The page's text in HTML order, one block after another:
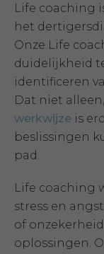
Life coaching
het
Onze Life
duidelijkheid
identificeren
Dat niet
werkwijze is
beslissingen
pad.
Life coaching
stress en
of
oplossingen.